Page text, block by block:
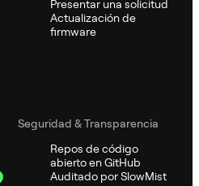
Presentar una solicitud
Actualización de
firmware
Seguridad & Transparencia
Repos de código
abierto en GitHub
Auditado por SlowMist